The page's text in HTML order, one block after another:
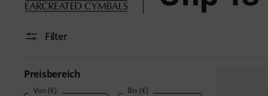
Filter
Preisbereich
Von (€) Bis (€)